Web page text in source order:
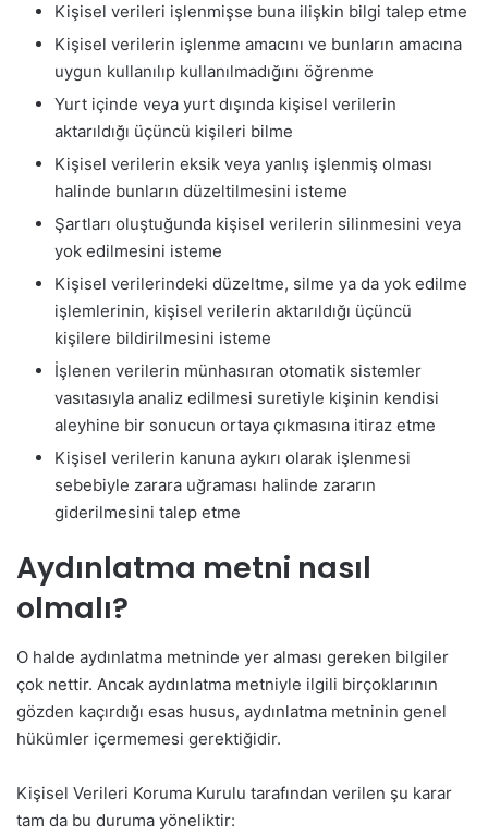
Kişisel verileri işlenmişse buna ilişkin bilgi talep etme
Kişisel verilerin işlenme amacını ve bunların amacına
uygun kullanılıp kullanılmadığını öğrenme
Yurt içinde veya yurt dışında kişisel verilerin
aktarıldığı üçüncü kişileri bilme
Kişisel verilerin eksik veya yanlış işlenmiş olması
halinde bunların düzeltilmesini isteme
Şartları oluştuğunda kişisel verilerin silinmesini veya
yok edilmesini isteme
Kişisel verilerindeki düzeltme, silme ya da yok edilme
işlemlerinin, kişisel verilerin aktarıldığı üçüncü
kişilere bildirilmesini isteme
İşlenen verilerin münhasıran otomatik sistemler
vasıtasıyla analiz edilmesi suretiyle kişinin kendisi
aleyhine bir sonucun ortaya çıkmasına itiraz etme
Kişisel verilerin kanuna aykırı olarak işlenmesi
sebebiyle zarara uğraması halinde zararın
giderilmesini talep etme
Aydınlatma metni nasıl
olmalı?
O halde aydınlatma metninde yer alması gereken bilgiler
çok nettir. Ancak aydınlatma metniyle ilgili birçoklarının
gözden kaçırdığı esas husus, aydınlatma metninin genel
hükümler içermemesi gerektiğidir.
Kişisel Verileri Koruma Kurulu tarafından verilen şu karar
tam da bu duruma yöneliktir: